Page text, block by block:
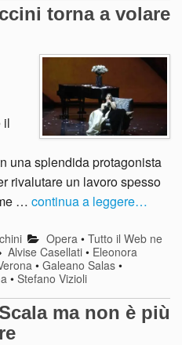
torna a volare
il
una splendida protagonista
rivalutare un lavoro spesso
… continua a leggere…
Opera• Tutto il Web ne
Alvise Casellati • Eleonora
• Galeano Salas •
• Stefano Vizioli
ma non è più